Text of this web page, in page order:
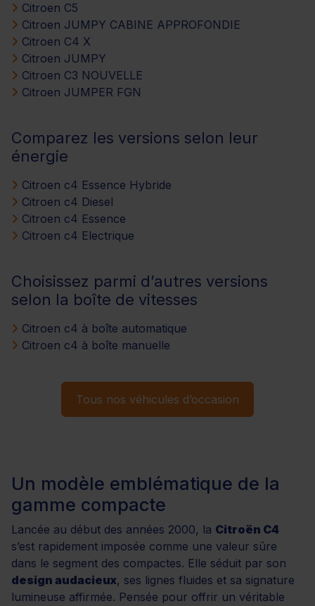
Citroen C5
Citroen JUMPY CABINE APPROFONDIE
Citroen C4 X
Citroen JUMPY
Citroen C3 NOUVELLE
Citroen JUMPER FGN
Comparez les versions selon leur
énergie
Citroen c4 Essence Hybride
Citroen c4 Diesel
Citroen c4 Essence
Citroen c4 Electrique
Choisissez parmi d’autres versions
selon la boîte de vitesses
Citroen c4 à boîte automatique
Citroen c4 à boîte manuelle
Tous nos véhicules d’occasion
Un modèle emblématique de la
gamme compacte
Lancée au début des années 2000, la Citroën C4
s’est rapidement imposée comme une valeur sûre
dans le segment des compactes. Elle séduit par son
design audacieux, ses lignes fluides et sa signature
lumineuse affirmée. Pensée pour offrir un véritable